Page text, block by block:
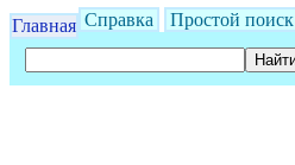
Главная Справка Простой поиск